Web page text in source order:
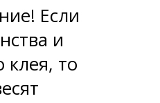
Если
и
клея, то